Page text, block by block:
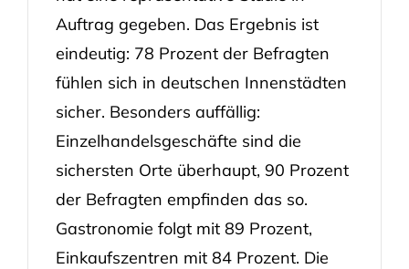
Auftrag gegeben. Das Ergebnis ist
eindeutig: 78 Prozent der Befragten
fühlen sich in deutschen Innenstädten
sicher. Besonders auffällig:
Einzelhandelsgeschäfte sind die
sichersten Orte überhaupt, 90 Prozent
der Befragten empfinden das so.
Gastronomie folgt mit 89 Prozent,
Einkaufszentren mit 84 Prozent. Die